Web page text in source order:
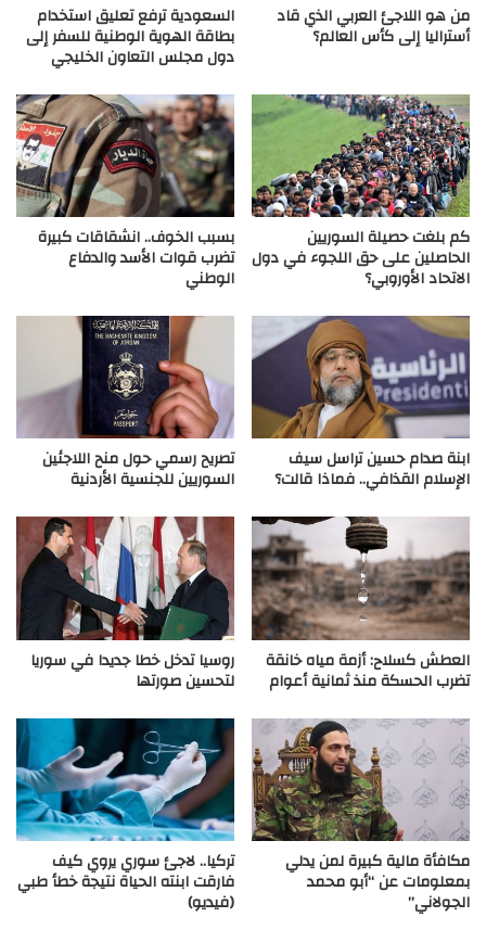
من هو اللاجئ العربي الذي قاد
أستراليا إلى كأس العالم؟
السعودية ترفع تعليق استخدام
بطاقة الهوية الوطنية للسفر إلى
دول مجلس التعاون الخليجي
كم بلغت حصيلة السوريين
الحاصلين على حق اللجوء في دول
الاتحاد الأوروبي؟
بسبب الخوف.. انشقاقات كبيرة
تضرب قوات الأسد والدفاع
الوطني
ابنة صدام حسين تراسل سيف
الإسلام القذافي.. فماذا قالت؟
تصريح رسمي حول منح اللاجئين
السوريين للجنسية الأردنية
العطش كسلاح: أزمة مياه خانقة
تضرب الحسكة منذ ثمانية أعوام
روسيا تدخل خطا جديدا في سوريا
لتحسين صورتها
مكافأة مالية كبيرة لمن يدلي
بمعلومات عن “أبو محمد
الجولاني”
تركيا.. لاجئ سوري يروي كيف
فارقت ابنته الحياة نتيجة خطأ طبي
(فيديو)